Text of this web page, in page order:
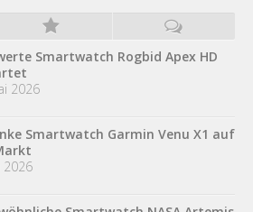
Smartwatch Rogbid Apex HD
2026
Smartwatch Garmin Venu X1 auf
2026